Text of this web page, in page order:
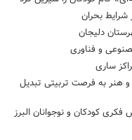
شرایط بحران
دلیجان
و فناوری
ساری
و هنر به فرصت تربیتی تبدیل